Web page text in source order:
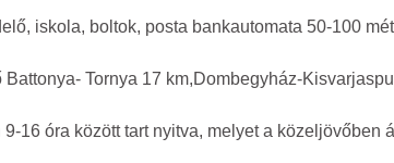
iskola, boltok, posta bankautomata 50-100
Battonya- Tornya 17 km,Dombegyház-
9-16 óra között tart nyitva, melyet a közeljövőben